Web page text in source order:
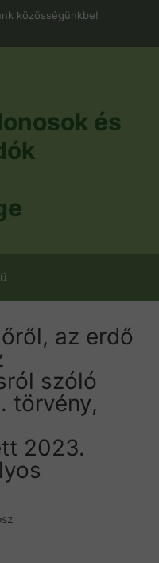
közösségünkbe!
és
az erdő
szóló
törvény,
2023.